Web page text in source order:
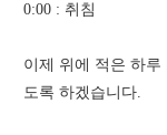
0:00 : 취침
이제 위에 적은 하루
도록 하겠습니다.